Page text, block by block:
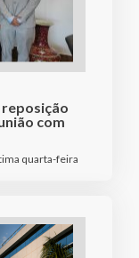
com
quarta-feira